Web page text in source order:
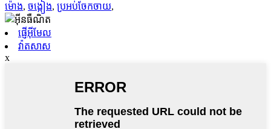
ម៉ោង, ចង្កៀង, ប្រអប់ចែកចាយ,
ផ្ញើអ៊ីមែល
វ៉ាតសាស
x